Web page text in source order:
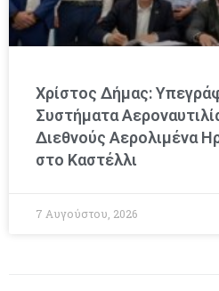
Χρίστος Δήμας:
Συστήματα
Διεθνούς Αερολιμένα
στο Καστέλλι
7 Αυγούστου, 2026